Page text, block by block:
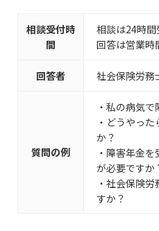
相談受付時
間
相談は24時間
回答は営業時
回答者 社会保険労務
質問の例
・私の病気
・どうやっ
か？
・障害年金
が必要ですか
・社会保険
すか？